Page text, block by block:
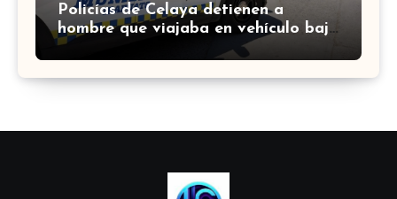
Policías de Celaya detienen a
hombre que viajaba en vehículo bajo
investigación